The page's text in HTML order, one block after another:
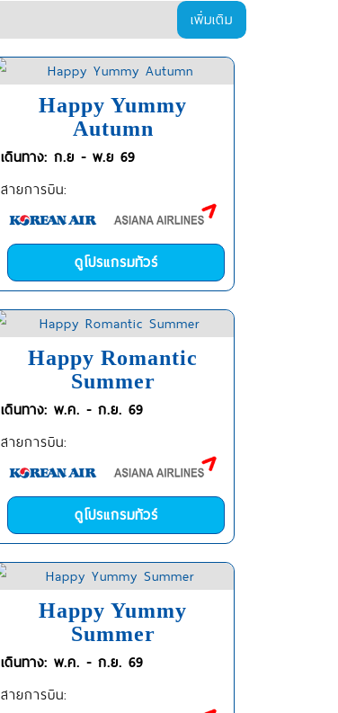
เพิ่มเติม
Happy Yummy
Autumn
เดินทาง: ก.ย - พ.ย 69
สายการบิน:
ดูโปรแกรมทัวร์
Happy Romantic
Summer
เดินทาง: พ.ค. - ก.ย. 69
สายการบิน:
ดูโปรแกรมทัวร์
Happy Yummy
Summer
เดินทาง: พ.ค. - ก.ย. 69
สายการบิน: